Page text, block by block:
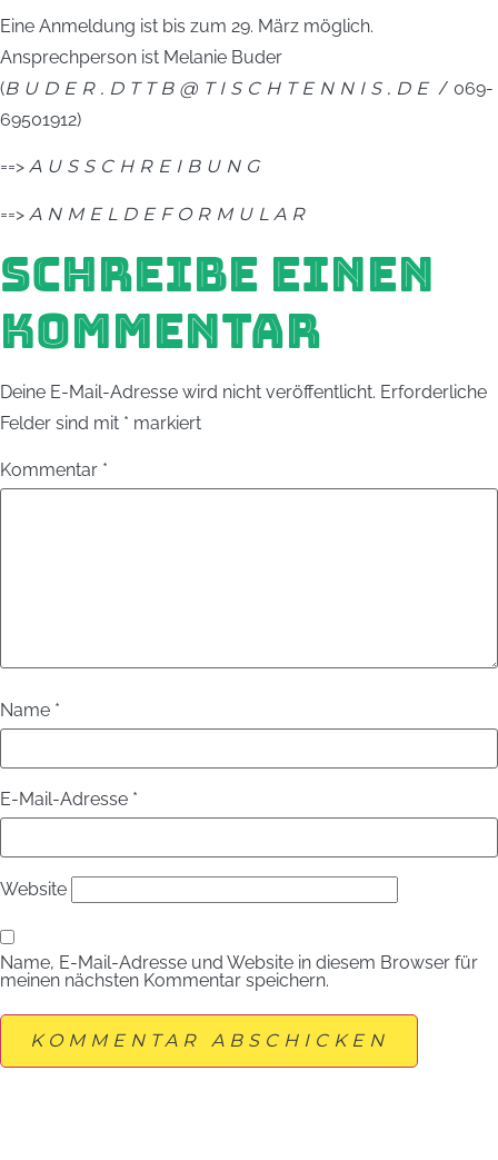
Eine Anmeldung ist bis zum 29. März möglich.
Ansprechperson ist Melanie Buder
(BUDER.DTTB@TISCHTENNIS.DE / 069-
69501912)
==> AUSSCHREIBUNG
==> ANMELDEFORMULAR
SCHREIBE EINEN
KOMMENTAR
Deine E-Mail-Adresse wird nicht veröffentlicht. Erforderliche
Felder sind mit * markiert
Kommentar *
Name *
E-Mail-Adresse *
Website
Name, E-Mail-Adresse und Website in diesem Browser für
meinen nächsten Kommentar speichern.